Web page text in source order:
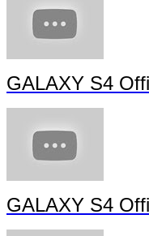
GALAXY S4
GALAXY S4